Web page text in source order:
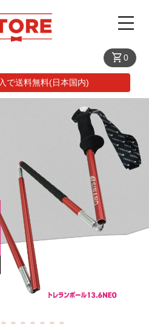
shopping_cart0
で送料無料(日本国内)